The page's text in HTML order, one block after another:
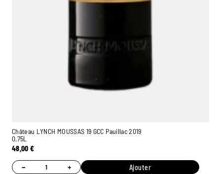
Château LYNCH MOUSSAS 19 GCC Pauillac 2019
0,75L
48,00€
− + Ajouter